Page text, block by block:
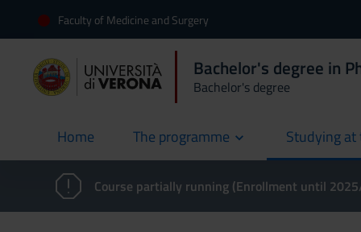
Faculty of Medicine and Surgery
Bachelor's degree in
Bachelor's degree
Home
current The programme Studying
Course partially running (Enrollment until